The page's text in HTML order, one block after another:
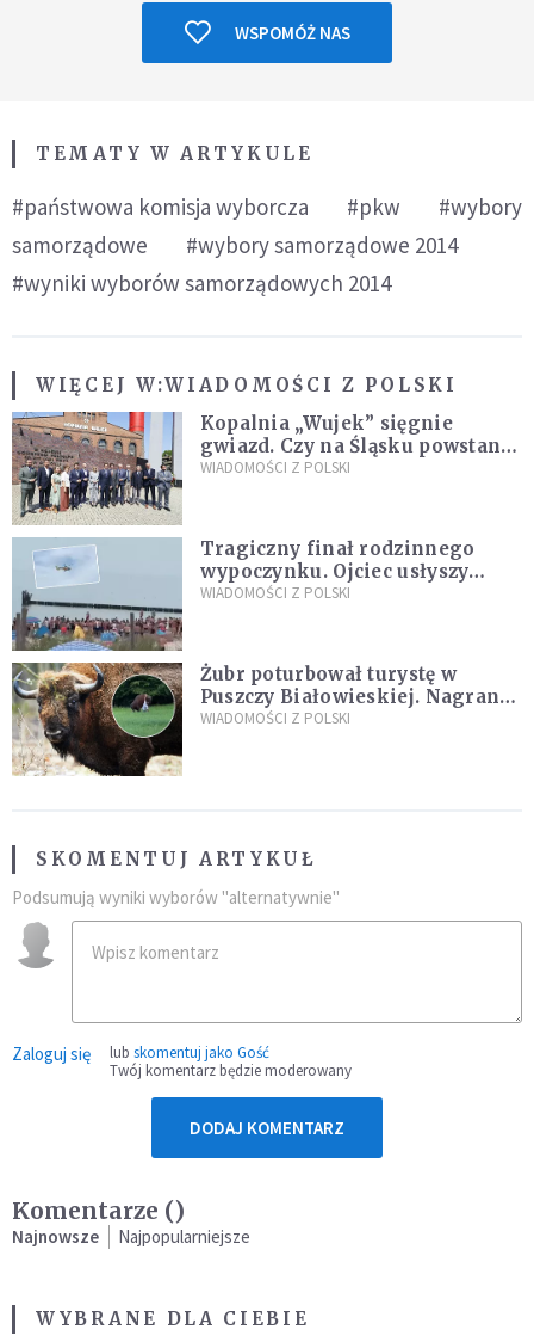
WSPOMÓŻ NAS
TEMATY W ARTYKULE
#państwowa komisja wyborcza #pkw
#wybory
samorządowe
#wybory samorządowe 2014
#wyniki wyborów samorządowych 2014
WIĘCEJ W:WIADOMOŚCI Z POLSKI
Kopalnia „Wujek” sięgnie
gwiazd. Czy na Śląsku powstanie
„Dolina Krzemowa”?
WIADOMOŚCI Z POLSKI
Tragiczny finał rodzinnego
wypoczynku. Ojciec usłyszy
zarzuty
WIADOMOŚCI Z POLSKI
Żubr poturbował turystę w
Puszczy Białowieskiej. Nagranie
daje do myślenia
WIADOMOŚCI Z POLSKI
SKOMENTUJ ARTYKUŁ
Podsumują wyniki wyborów "alternatywnie"
Zaloguj się lub skomentuj jako Gość
Twój komentarz będzie moderowany
DODAJ KOMENTARZ
Komentarze ()
Najnowsze Najpopularniejsze
WYBRANE DLA CIEBIE